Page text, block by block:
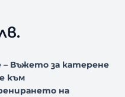
Въжето за катерене
към
на